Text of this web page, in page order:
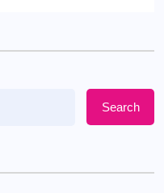
Search